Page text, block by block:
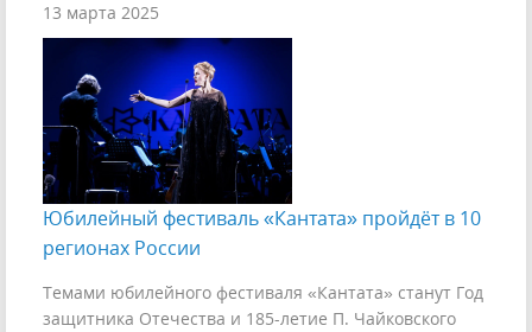
13 марта 2025
Юбилейный фестиваль «Кантата» пройдёт в 10
регионах России
Темами юбилейного фестиваля «Кантата» станут Год
защитника Отечества и 185-летие П. Чайковского